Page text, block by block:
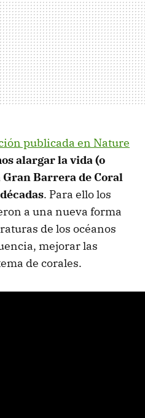
publicada en Nature
alargar la vida (o
Barrera de Coral
. Para ello los
a una nueva forma
de los océanos
mejorar las
de corales.